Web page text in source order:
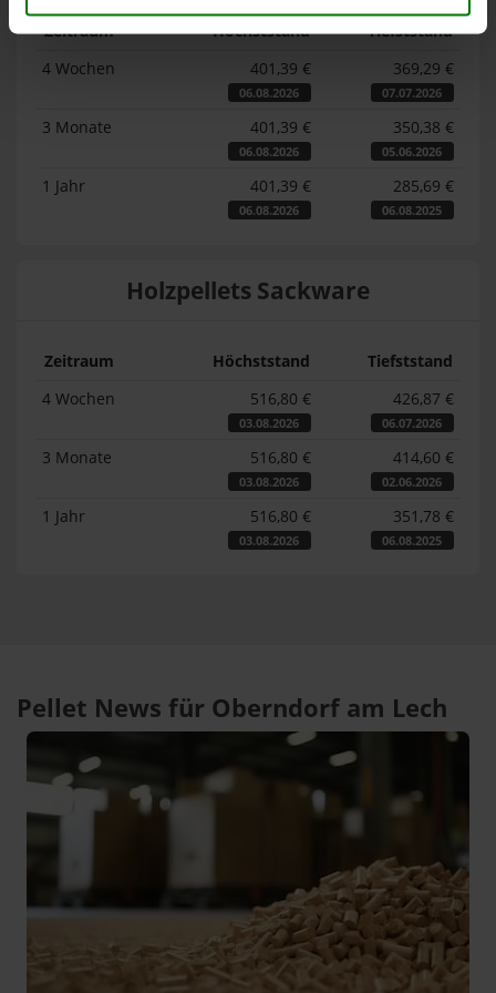
Zeitraum Höchststand
Tiefststand
4 Wochen
401,39 €
06.08.2026
369,29 €
07.07.2026
3 Monate 401,39 €
06.08.2026
350,38 €
05.06.2026
1 Jahr 401,39 €
06.08.2026
285,69 €
06.08.2025
Holzpellets Sackware
Zeitraum Höchststand
Tiefststand
4 Wochen
516,80 €
03.08.2026
426,87 €
06.07.2026
3 Monate 516,80 €
03.08.2026
414,60 €
02.06.2026
1 Jahr 516,80 €
03.08.2026
351,78 €
06.08.2025
Pellet News für Oberndorf am Lech